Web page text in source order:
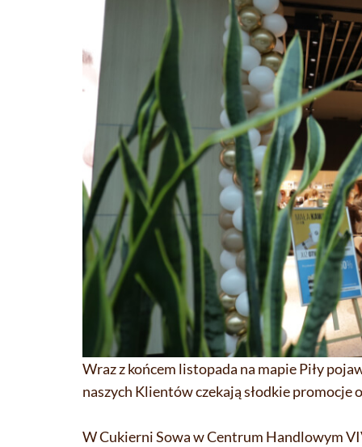
Wraz z końcem listopada na mapie Piły
naszych Klientów czekają słodkie
W Cukierni Sowa w Centrum Handlowym